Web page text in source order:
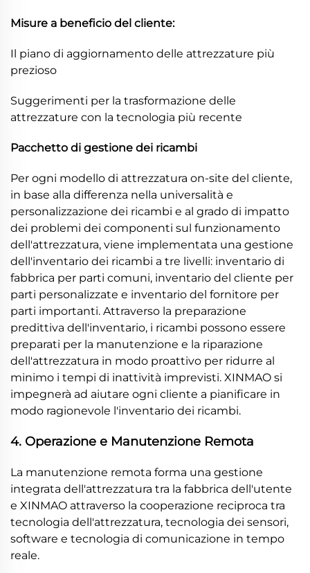
Misure a beneficio del cliente:
Il piano di aggiornamento delle attrezzature più
prezioso
Suggerimenti per la trasformazione delle
attrezzature con la tecnologia più recente
Pacchetto di gestione dei ricambi
Per ogni modello di attrezzatura on-site del cliente,
in base alla differenza nella universalità e
personalizzazione dei ricambi e al grado di impatto
dei problemi dei componenti sul funzionamento
dell'attrezzatura, viene implementata una gestione
dell'inventario dei ricambi a tre livelli: inventario di
fabbrica per parti comuni, inventario del cliente per
parti personalizzate e inventario del fornitore per
parti importanti. Attraverso la preparazione
predittiva dell'inventario, i ricambi possono essere
preparati per la manutenzione e la riparazione
dell'attrezzatura in modo proattivo per ridurre al
minimo i tempi di inattività imprevisti. XINMAO si
impegnerà ad aiutare ogni cliente a pianificare in
modo ragionevole l'inventario dei ricambi.
4. Operazione e Manutenzione Remota
La manutenzione remota forma una gestione
integrata dell'attrezzatura tra la fabbrica dell'utente
e XINMAO attraverso la cooperazione reciproca tra
tecnologia dell'attrezzatura, tecnologia dei sensori,
software e tecnologia di comunicazione in tempo
reale.